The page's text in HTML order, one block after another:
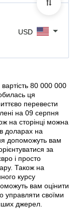
USD
80 000 000
ця
перевести
на 09 серпня
на сторінці можна
доларах на
допоможуть вам
за
і просто
Також на
курсу
вам оцінити
управляти своїми
джерел.